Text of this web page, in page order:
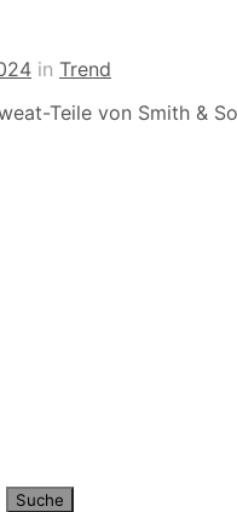
in Trend
Teile von Smith &